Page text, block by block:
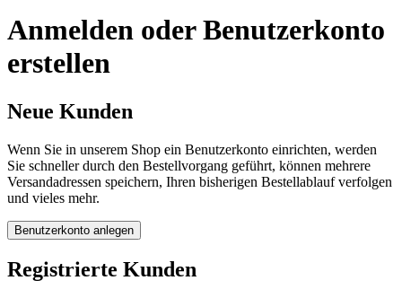
Anmelden oder Benutzerkonto
erstellen
Neue Kunden
Wenn Sie in unserem Shop ein Benutzerkonto einrichten, werden
Sie schneller durch den Bestellvorgang geführt, können mehrere
Versandadressen speichern, Ihren bisherigen Bestellablauf verfolgen
und vieles mehr.
Benutzerkonto anlegen
Registrierte Kunden